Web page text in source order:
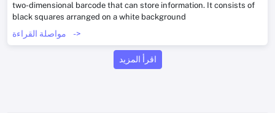
two-dimensional barcode that can store information. It consists of
black squares arranged on a white background
->
اقرأ المزيد